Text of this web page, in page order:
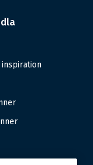
inspiration